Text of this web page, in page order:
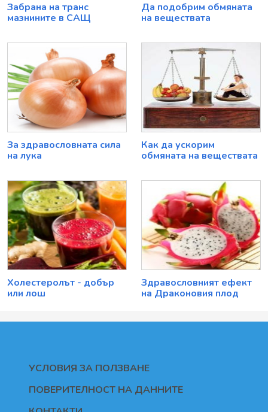
Забрана на транс
мазнините в САЩ
Да подобрим обмяната
на веществата
За здравословната сила
на лука
Как да ускорим
обмяната на веществата
Холестеролът - добър
или лош
Здравословният ефект
на Драконовия плод
УСЛОВИЯ ЗА ПОЛЗВАНЕ
ПОВЕРИТЕЛНОСТ НА ДАННИТЕ